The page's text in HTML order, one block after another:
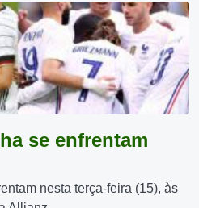
se enfrentam
nesta terça-feira (15), às